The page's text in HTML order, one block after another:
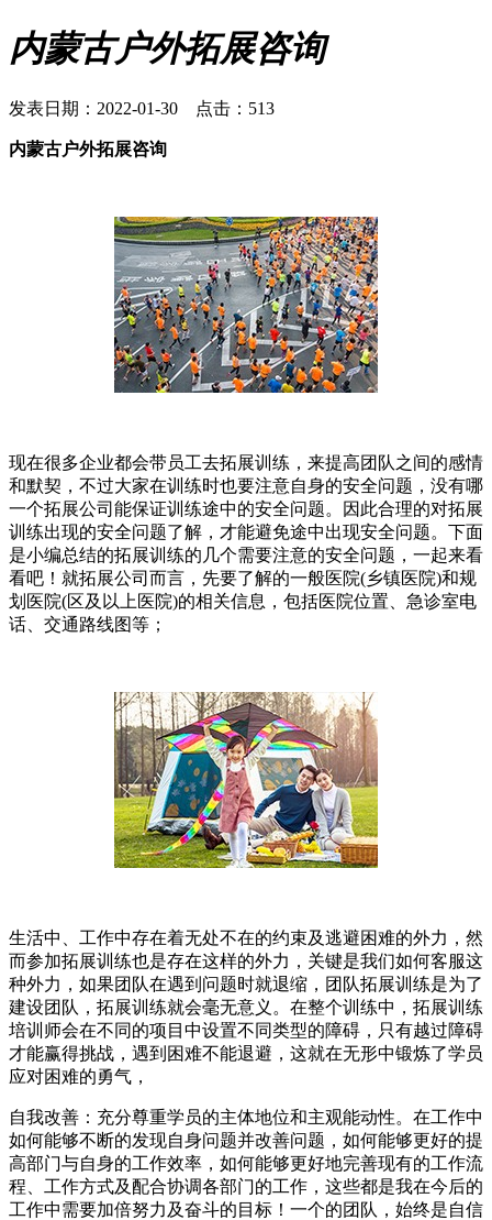
内蒙古户外拓展咨询
发表日期：2022-01-30 点击：513
内蒙古户外拓展咨询
现在很多企业都会带员工去拓展训练，来提高团队之间的感情
和默契，不过大家在训练时也要注意自身的安全问题，没有哪
一个拓展公司能保证训练途中的安全问题。因此合理的对拓展
训练出现的安全问题了解，才能避免途中出现安全问题。下面
是小编总结的拓展训练的几个需要注意的安全问题，一起来看
看吧！就拓展公司而言，先要了解的一般医院(乡镇医院)和规
划医院(区及以上医院)的相关信息，包括医院位置、急诊室电
话、交通路线图等；
生活中、工作中存在着无处不在的约束及逃避困难的外力，然
而参加拓展训练也是存在这样的外力，关键是我们如何客服这
种外力，如果团队在遇到问题时就退缩，团队拓展训练是为了
建设团队，拓展训练就会毫无意义。在整个训练中，拓展训练
培训师会在不同的项目中设置不同类型的障碍，只有越过障碍
才能赢得挑战，遇到困难不能退避，这就在无形中锻炼了学员
应对困难的勇气，
自我改善：充分尊重学员的主体地位和主观能动性。在工作中
如何能够不断的发现自身问题并改善问题，如何能够更好的提
高部门与自身的工作效率，如何能够更好地完善现有的工作流
程、工作方式及配合协调各部门的工作，这些都是我在今后的
工作中需要加倍努力及奋斗的目标！一个的团队，始终是自信